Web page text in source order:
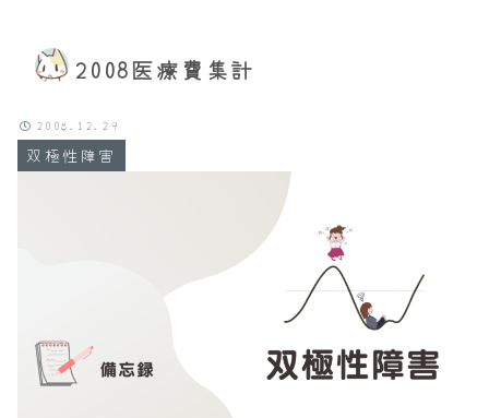
2008医療費集計
双極性障害
2008.12.29